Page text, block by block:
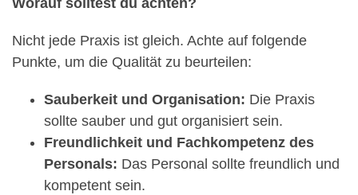
Worauf solltest du achten?
Nicht jede Praxis ist gleich. Achte auf folgende
Punkte, um die Qualität zu beurteilen:
Sauberkeit und Organisation: Die Praxis
sollte sauber und gut organisiert sein.
Freundlichkeit und Fachkompetenz des
Personals: Das Personal sollte freundlich und
kompetent sein.